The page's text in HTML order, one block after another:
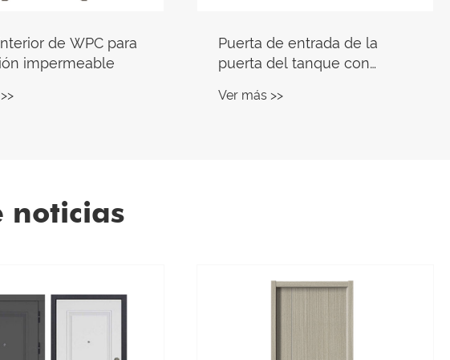
entrada de la
tanque con
Puerta de villa de acero
turco
Ver más >>
noticias